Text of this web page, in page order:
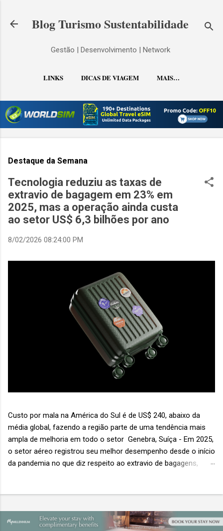
Blog Turismo Sustentabilidade
Gestão | Desenvolvimento | Network
LINKS DICAS DE VIAGEM MAIS…
CONTATO
Destaque da Semana
Tecnologia reduziu as taxas de
extravio de bagagem em 23% em
2025, mas a operação ainda custa
ao setor US$ 6,3 bilhões por ano
8/02/2026 08:24:00 PM
Custo por mala na América do Sul é de US$ 240, abaixo da
média global, fazendo a região parte de uma tendência mais
ampla de melhoria em todo o setor Genebra, Suíça - Em 2025,
o setor aéreo registrou seu melhor desempenho desde o início
da pandemia no que diz respeito ao extravio de bagagens,
“Baggage IT Insights” de 2026 da SITA, a 20ª edição anual
desse importante estudo de referência à indústria. (© SITA)